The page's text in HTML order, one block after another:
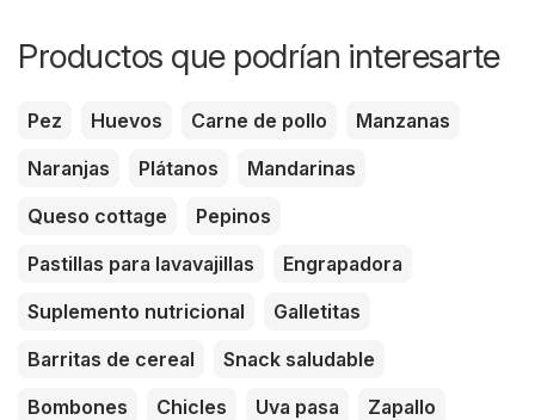
Productos que podrían interesarte
Pez Huevos Carne de pollo
Manzanas
Naranjas
Plátanos
Mandarinas
Queso cottage
Pepinos
Pastillas para lavavajillas
Engrapadora
Suplemento nutricional
Galletitas
Barritas de cereal
Snack saludable
Bombones
Chicles Uva pasa
Zapallo